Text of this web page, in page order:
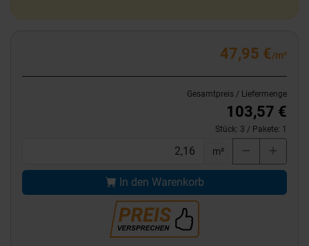
47,95 €/m²
Gesamtpreis / Liefermenge
103,57 €
Stück: 3 / Pakete: 1
m²
In den Warenkorb